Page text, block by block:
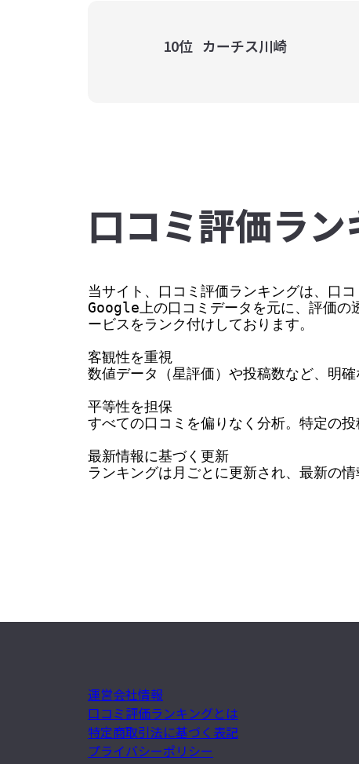
10位 カーチス川崎
⼝コミ評価ラ
当サイト、口コミ評価ランキングは、口
Google上の口コミデータを元に、評価の
ービスをランク付けしております。
客観性を重視
数値データ（星評価）や投稿数など、明
平等性を担保
すべての口コミを偏りなく分析。特定の
最新情報に基づく更新
ランキングは月ごとに更新され、最新の情
運営会社情報
口コミ評価ランキングとは
特定商取引法に基づく表記
プライバシーポリシー